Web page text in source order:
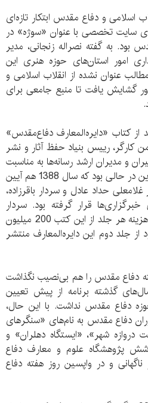
انقلاب اسلامی و دفاع مقدس ابتکار تازه‌ای
سایت تخصصی با عنوان «سوژه» در
بود. به گفته نصراله زنجانی، مدیر
امور استان‌های حوزه هنری این
عنوان نشده از انقلاب اسلامی و
گشایش یافت تا منبع جامعی برای
کتاب «دایره‌المعارف دفاع‌مقدس»
رییس بنیاد حفظ آثار و نشر
و مدیران ارشد رسانه‌ها به مناسبت
هفته دفاع مقدس منتشر شد. این در حالی بود که سال 1388 هم آیین
حداد عادل و سردار باقرزاده،
قرار گرفته بود. سردار
باقرزاده در آن زمان گفته بود «هزینه‌ هر جلد از این کتب 200 میلیون
10جلد محدود از جلد دوم این دایره‌المعارف منتشر
بازار نشر در سال 92 هفته دفاع مقدس را هم بی‌نصیب نگذاشت
گذشته برنامه‌ از پیش تعیین
دفاع مقدس نداشت. با این حال،
دفاع مقدس به نام‌های «سنگر‌های
دروازه شهر»، «ایستگاه دهلران» و
پژوهشگاه علوم و معارف دفاع
و در واپسین روز هفته دفاع